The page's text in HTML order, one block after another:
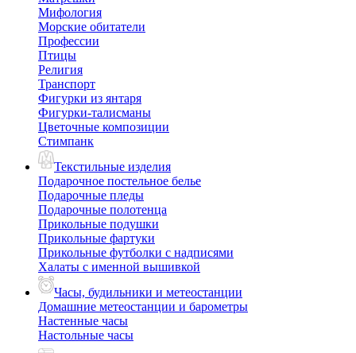
Мифология
Морские обитатели
Профессии
Птицы
Религия
Транспорт
Фигурки из янтаря
Фигурки-талисманы
Цветочные композиции
Стимпанк
Текстильные изделия
Подарочное постельное белье
Подарочные пледы
Подарочные полотенца
Прикольные подушки
Прикольные фартуки
Прикольные футболки с надписями
Халаты с именной вышивкой
Часы, будильники и метеостанции
Домашние метеостанции и барометры
Настенные часы
Настольные часы